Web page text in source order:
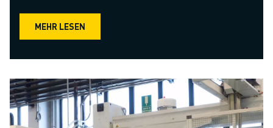
MEHR LESEN